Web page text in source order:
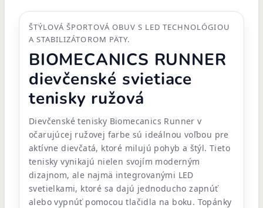
ŠTÝLOVÁ ŠPORTOVÁ OBUV S LED TECHNOLÓGIOU
A STABILIZÁTOROM PÄTY.
BIOMECANICS RUNNER
dievčenské svietiace
tenisky ružová
Dievčenské tenisky Biomecanics Runner v
očarujúcej ružovej farbe sú ideálnou voľbou pre
aktívne dievčatá, ktoré milujú pohyb a štýl. Tieto
tenisky vynikajú nielen svojím moderným
dizajnom, ale najmä integrovanými LED
svetielkami, ktoré sa dajú jednoducho zapnúť
alebo vypnúť pomocou tlačidla na boku. Topánky